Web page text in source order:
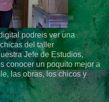
podreis ver una
del taller
Jefe de Estudios,
conocer un poquito mejor a
las obras, los chicos y